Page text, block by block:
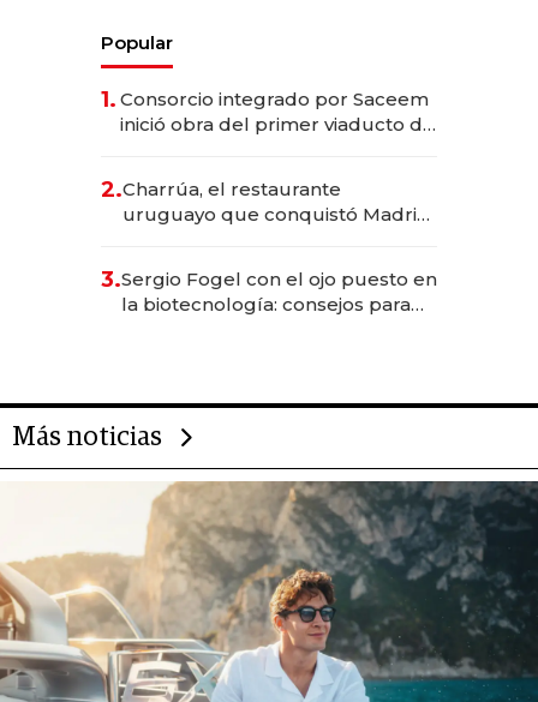
Popular
1. Consorcio integrado por Saceem
inició obra del primer viaducto de
millones
2.Charrúa, el restaurante
uruguayo que conquistó Madrid:
anticipación y prepara apertura
3.Sergio Fogel con el ojo puesto en
la biotecnología: consejos para
Más noticias